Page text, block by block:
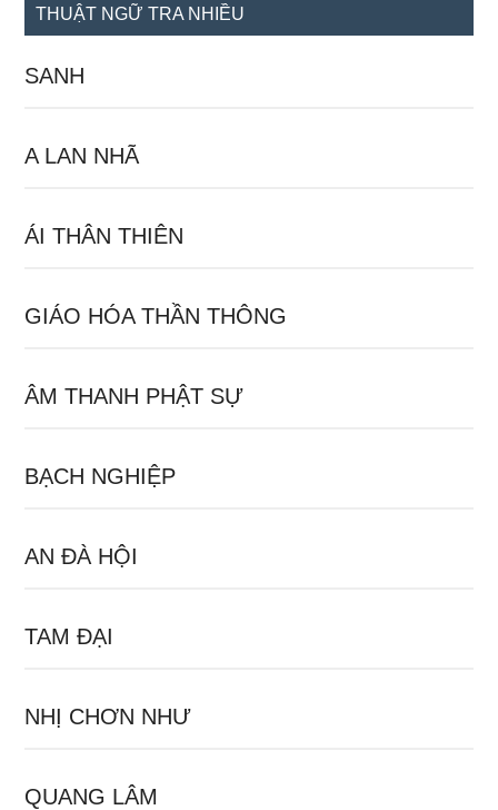
THUẬT NGỮ TRA NHIỀU
SANH
A LAN NHÃ
ÁI THÂN THIÊN
GIÁO HÓA THẦN THÔNG
ÂM THANH PHẬT SỰ
BẠCH NGHIỆP
AN ĐÀ HỘI
TAM ĐẠI
NHỊ CHƠN NHƯ
QUANG LÂM